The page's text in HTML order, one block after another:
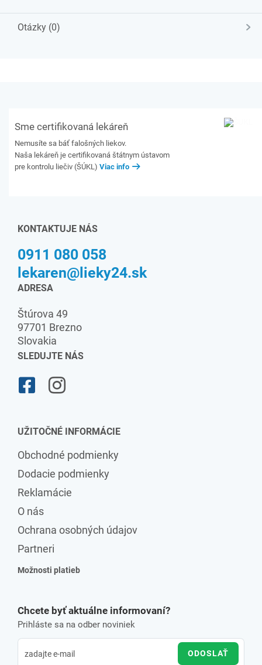
Otázky (0)
Sme certifikovaná lekáreň
Nemusíte sa báť falošných liekov.
Naša lekáreň je certifikovaná štátnym ústavom
pre kontrolu liečiv (ŠÚKL) Viac info
KONTAKTUJE NÁS
0911 080 058
lekaren@lieky24.sk
ADRESA
Štúrova 49
97701 Brezno
Slovakia
SLEDUJTE NÁS
UŽITOČNÉ INFORMÁCIE
Obchodné podmienky
Dodacie podmienky
Reklamácie
O nás
Ochrana osobných údajov
Partneri
Možnosti platieb
Chcete byť aktuálne informovaní?
Prihláste sa na odber noviniek
ODOSLAŤ